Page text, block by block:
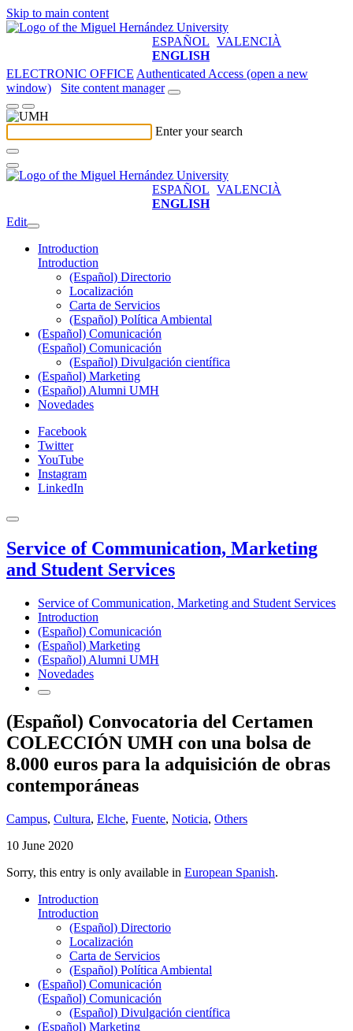
Skip to main content
ESPAÑOL VALENCIÀ
ENGLISH
ELECTRONIC OFFICE Authenticated Access (open a new
window)
Site content manager
Enter your search
ESPAÑOL VALENCIÀ
ENGLISH
Edit
Introduction
Introduction
(Español) Directorio
Localización
Carta de Servicios
(Español) Política Ambiental
(Español) Comunicación
(Español) Comunicación
(Español) Divulgación científica
(Español) Marketing
(Español) Alumni UMH
Novedades
Facebook
Twitter
YouTube
Instagram
LinkedIn
Service of Communication, Marketing
and Student Services
Service of Communication, Marketing and Student Services
Introduction
(Español) Comunicación
(Español) Marketing
(Español) Alumni UMH
Novedades
(Español) Convocatoria del Certamen
COLECCIÓN UMH con una bolsa de
8.000 euros para la adquisición de obras
contemporáneas
Campus, Cultura, Elche, Fuente, Noticia, Others
10 June 2020
Sorry, this entry is only available in European Spanish.
Introduction
Introduction
(Español) Directorio
Localización
Carta de Servicios
(Español) Política Ambiental
(Español) Comunicación
(Español) Comunicación
(Español) Divulgación científica
(Español) Marketing